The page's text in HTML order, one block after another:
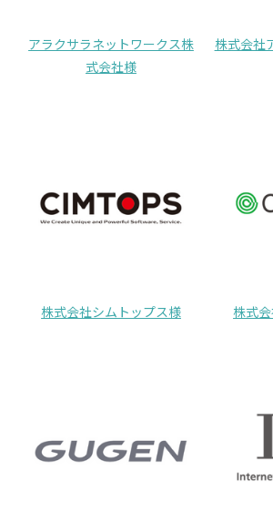
アラクサラネットワークス株
式会社様
株式会社
株式会社シムトップス様 株式